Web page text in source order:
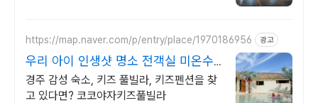
https://map.naver.com/p/entry/place/1970186956 광고
우리 아이 인생샷 명소 전객실 미온수
무료!
경주 감성 숙소, 키즈 풀빌라, 키즈펜션을 찾
고 있다면? 코코야자키즈풀빌라